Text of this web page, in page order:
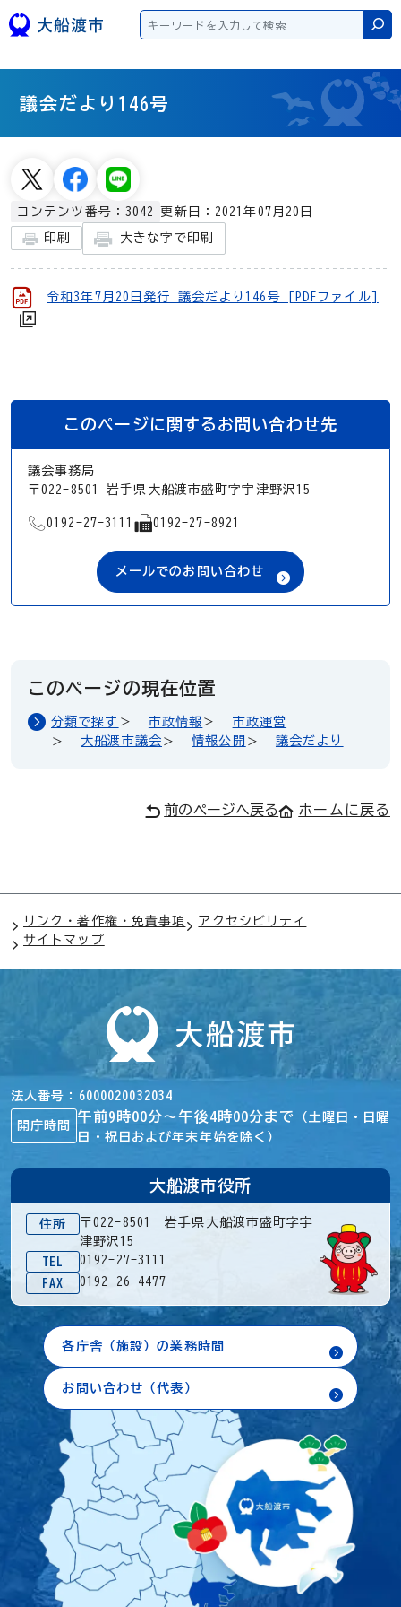
検索
議会だより146号
コンテンツ番号：3042 更新日：2021年07月20日
印刷 大きな字で印刷
令和3年7月20日発行 議会だより146号 [PDFファイル]
このページに関するお問い合わせ先
議会事務局
〒022-8501 岩手県大船渡市盛町字宇津野沢15
TEL
0192-27-3111 FAX
0192-27-8921
メールでのお問い合わせ
このページの現在位置
分類で探す 市政情報
市政運営
大船渡市議会
情報公開 議会だより
前のページへ戻る ホームに戻る
リンク・著作権・免責事項
アクセシビリティ
サイトマップ
法人番号 6000020032034
開庁時間
午前9時00分～午後4時00分まで
（土曜日・日曜
日・祝日および年末年始を除く）
大船渡市役所
住所
〒022-8501 岩手県大船渡市盛町字宇
津野沢15
TEL
0192-27-3111
FAX
0192-26-4477
各庁舎（施設）の業務時間
お問い合わせ（代表）